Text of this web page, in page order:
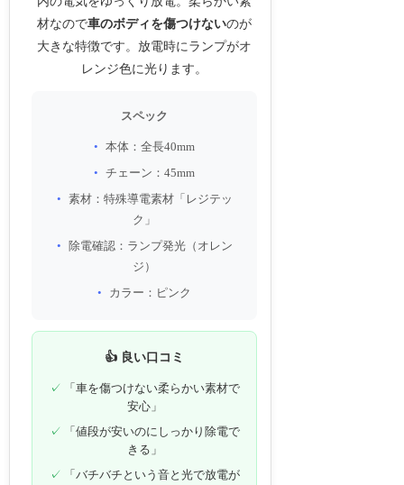
材なので車のボディを傷つけないのが
大きな特徴です。放電時にランプがオ
レンジ色に光ります。
スペック
本体：全長40mm
チェーン：45mm
素材：特殊導電素材「レジテッ
ク」
除電確認：ランプ発光（オレン
ジ）
カラー：ピンク
👍 良い口コミ
「車を傷つけない柔らかい素材で
安心」
「値段が安いのにしっかり除電で
きる」
「バチバチという音と光で放電が